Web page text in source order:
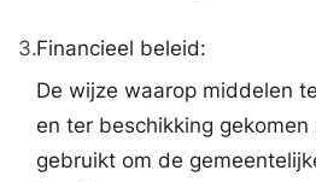
3.Financieel beleid:
De wijze waarop middelen
en ter beschikking
gebruikt om de